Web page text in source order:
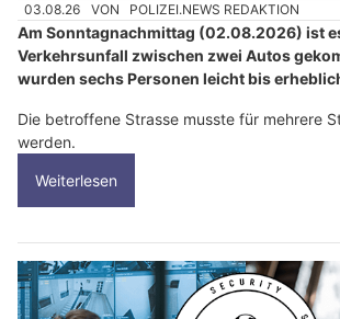
03.08.26 VON POLIZEI.NEWS REDAKTION
Am Sonntagnachmittag (02.08.2026) ist
Verkehrsunfall zwischen zwei Autos
wurden sechs Personen leicht bis
Die betroffene Strasse musste für mehrere
werden.
Weiterlesen